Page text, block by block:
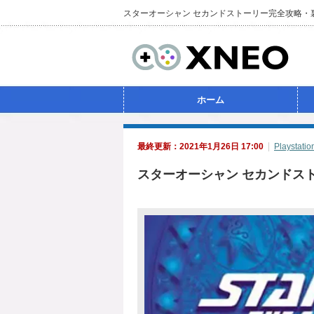
スターオーシャン セカンドストーリー完全攻略
ホーム
最終更新：2021年1月26日 17:00
スターオーシャン セカンドス